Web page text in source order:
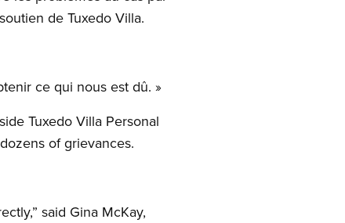
de Tuxedo Villa.
ce qui nous est dû. »
Tuxedo Villa Personal
of grievances.
said Gina McKay,